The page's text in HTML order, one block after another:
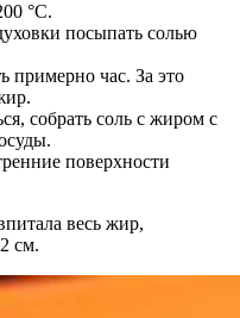
°C.
посыпать солью
примерно час. За это
собрать соль с жиром с
поверхности
весь жир,
см.